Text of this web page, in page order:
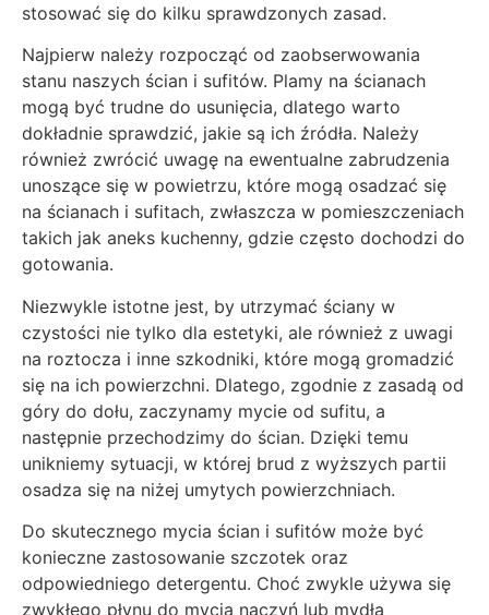
stosować się do kilku sprawdzonych zasad.
Najpierw należy rozpocząć od zaobserwowania
stanu naszych ścian i sufitów. Plamy na ścianach
mogą być trudne do usunięcia, dlatego warto
dokładnie sprawdzić, jakie są ich źródła. Należy
również zwrócić uwagę na ewentualne zabrudzenia
unoszące się w powietrzu, które mogą osadzać się
na ścianach i sufitach, zwłaszcza w pomieszczeniach
takich jak aneks kuchenny, gdzie często dochodzi do
gotowania.
Niezwykle istotne jest, by utrzymać ściany w
czystości nie tylko dla estetyki, ale również z uwagi
na roztocza i inne szkodniki, które mogą gromadzić
się na ich powierzchni. Dlatego, zgodnie z zasadą od
góry do dołu, zaczynamy mycie od sufitu, a
następnie przechodzimy do ścian. Dzięki temu
unikniemy sytuacji, w której brud z wyższych partii
osadza się na niżej umytych powierzchniach.
Do skutecznego mycia ścian i sufitów może być
konieczne zastosowanie szczotek oraz
odpowiedniego detergentu. Choć zwykle używa się
zwykłego płynu do mycia naczyń lub mydła